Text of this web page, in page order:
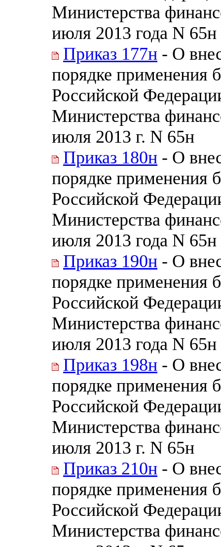
Министерства
июля 2013 года N 65н
Приказ 177н - О
порядке применения
Российской
Министерства
июля 2013 г. N 65н
Приказ 180н - О
порядке применения
Российской
Министерства
июля 2013 года N 65н
Приказ 190н - О
порядке применения
Российской
Министерства
июля 2013 года N 65н
Приказ 198н - О
порядке применения
Российской
Министерства
июля 2013 г. N 65н
Приказ 210н - О
порядке применения
Российской
Министерства